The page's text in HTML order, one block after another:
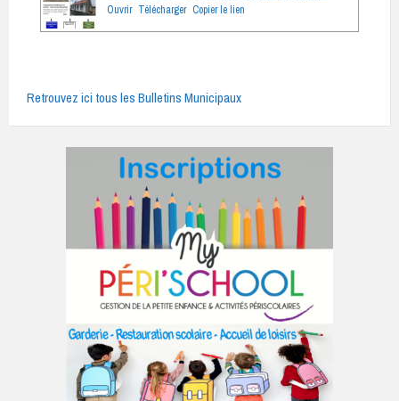
Ouvrir Télécharger Copier le lien
Retrouvez ici tous les Bulletins Municipaux